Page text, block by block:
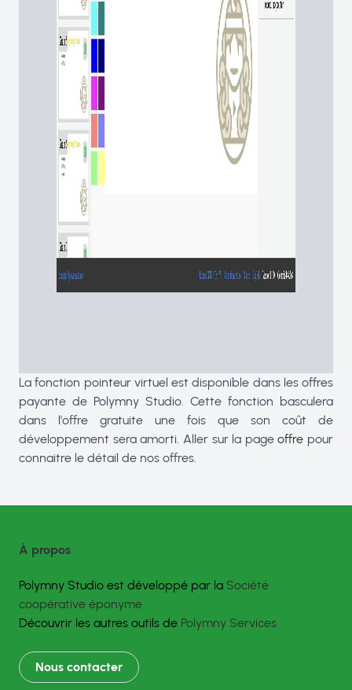
La fonction pointeur virtuel est disponible dans les offres
payante de Polymny Studio. Cette fonction basculera
dans l'offre gratuite une fois que son coût de
développement sera amorti. Aller sur la pageoffre pour
connaitre le détail de nos offres.
À propos
Polymny Studio est développé par la Société
coopérative éponyme
Découvrir les autres outils de Polymny Services
Nous contacter